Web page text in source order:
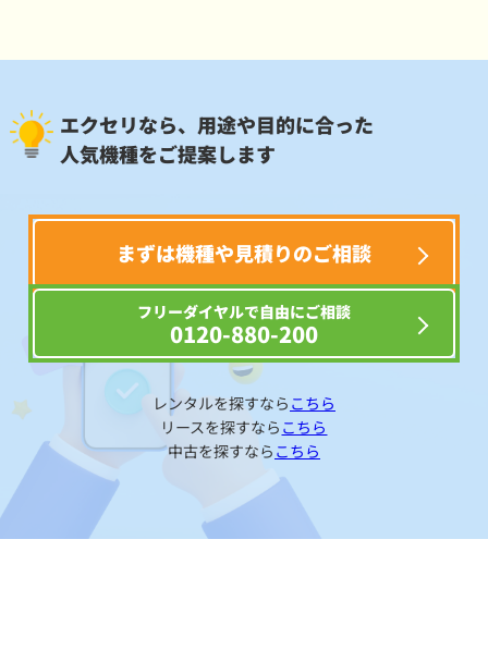
エクセリなら、用途や目的に合った
人気機種をご提案します
まずは機種や見積りのご相談
フリーダイヤルで自由にご相談
0120-880-200
レンタルを探すなら こちら
リースを探すなら こちら
中古を探すなら こちら